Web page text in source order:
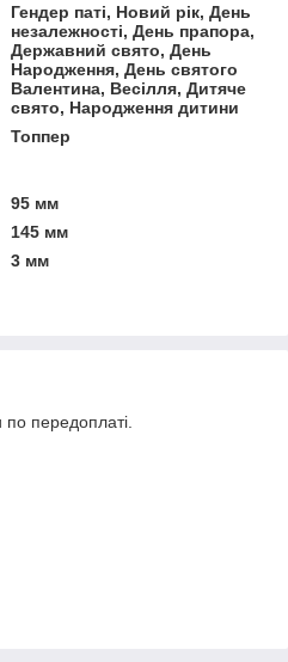
Гендер паті, Новий рік, День
незалежності, День прапора,
Державний свято, День
Народження, День святого
Валентина, Весілля, Дитяче
свято, Народження дитини
Топпер
95 мм
145 мм
3 мм
по передоплаті.